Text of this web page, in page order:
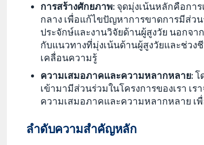
การสร้างศักยภาพ: จุดมุ่งเน้นหลักคือกา
กลาง เพื่อแก้ไขปัญหาการขาดการมีส่วน
ประจักษ์และงานวิจัยด้านผู้สูงวัย นอกจ
กับแนวทางที่มุ่งเน้นด้านผู้สูงวัยและช่วง
เคลื่อนความรู้
ความเสมอภาคและความหลากหลาย:
เข้ามามีส่วนร่วมในโครงการของเรา เ
ความเสมอภาคและความหลากหลาย
ลำดับความสำคัญหลัก